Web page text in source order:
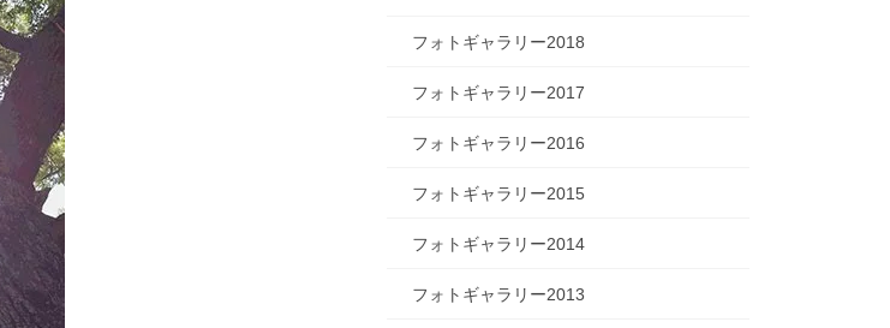
フォトギャラリー2018
フォトギャラリー2017
フォトギャラリー2016
フォトギャラリー2015
フォトギャラリー2014
フォトギャラリー2013